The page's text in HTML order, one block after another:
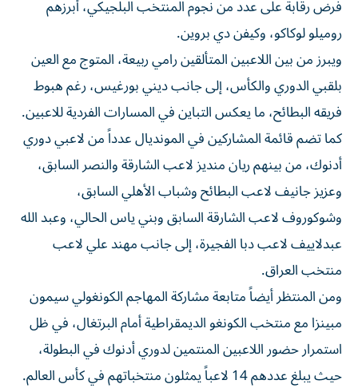
فرض رقابة على عدد من نجوم المنتخب البلجيكي، أبرزهم
روميلو لوكاكو، وكيفن دي بروين.
ويبرز من بين اللاعبين المتألقين رامي ربيعة، المتوج مع العين
بلقبي الدوري والكأس، إلى جانب ديني بورغيس، رغم هبوط
فريقه البطائح، ما يعكس التباين في المسارات الفردية للاعبين.
كما تضم قائمة المشاركين في المونديال عدداً من لاعبي دوري
أدنوك، من بينهم ريان منديز لاعب الشارقة والنصر السابق،
وعزيز جانيف لاعب البطائح وشباب الأهلي السابق،
وشوكوروف لاعب الشارقة السابق وبني ياس الحالي، وعبد الله
عبدلاييف لاعب دبا الفجيرة، إلى جانب مهند علي لاعب
منتخب العراق.
ومن المنتظر أيضاً متابعة مشاركة المهاجم الكونغولي سيمون
مبينزا مع منتخب الكونغو الديمقراطية أمام البرتغال، في ظل
استمرار حضور اللاعبين المنتمين لدوري أدنوك في البطولة،
حيث يبلغ عددهم 14 لاعباً يمثلون منتخباتهم في كأس العالم.